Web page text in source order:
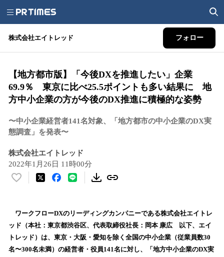
株式会社エイトレッド フォロー
【地方都市版】「今後DXを推進したい」企業
69.9％ 東京に比べ25.5ポイントも多い結果に 地
方中小企業の方が今後のDX推進に積極的な姿勢
〜中小企業経営者141名対象、「地方都市の中小企業のDX実
態調査」を発表〜
株式会社エイトレッド
2022年1月26日 11時00分
い
！
数
を
読
ワークフローDXのリーディングカンパニーである株式会社エイトレ
ッド（本社：東京都渋谷区、代表取締役社長：岡本 康広 以下、エイ
トレッド）は、東京・大阪・愛知を除く全国の中小企業（従業員数30
名〜300名未満）の経営者・役員141名に対し、「地方中小企業のDX実